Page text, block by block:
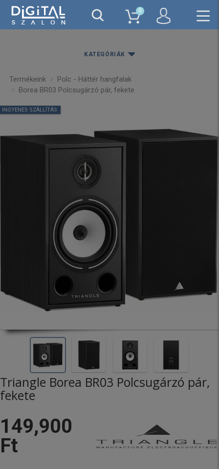
0
KATEGÓRIÁK
Termékeink
Polc - Háttér hangfalak
Borea BR03 Polcsugárzó pár, fekete
INGYENES SZÁLLÍTÁS
Triangle Borea BR03 Polcsugárzó pár,
fekete
149,900
Ft